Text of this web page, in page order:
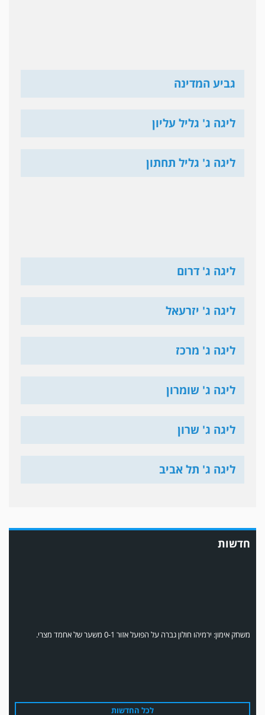
גביע המדינה
ליגה ג' גליל עליון
ליגה ג' גליל תחתון
ליגה ג' דרום
ליגה ג' יזרעאל
ליגה ג' מרכז
ליגה ג' שומרון
ליגה ג' שרון
ליגה ג' תל אביב
חדשות
לכל החדשות